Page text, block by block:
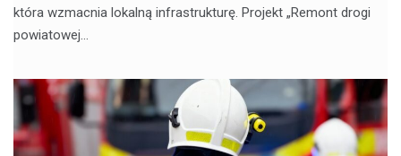
która wzmacnia lokalną infrastrukturę. Projekt „Remont drogi
powiatowej…